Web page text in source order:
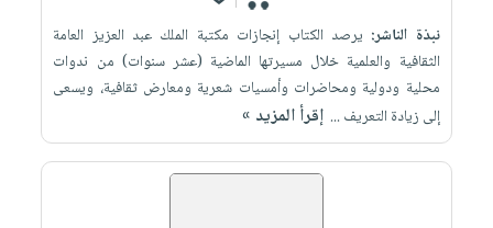
نبذة الناشر: يرصد الكتاب إنجازات مكتبة الملك عبد العزيز العامة
الثقافية والعلمية خلال مسيرتها الماضية (عشر سنوات) من ندوات
محلية ودولية ومحاضرات وأمسيات شعرية ومعارض ثقافية، ويسعى
إلى زيادة التعريف ... إقرأ المزيد »